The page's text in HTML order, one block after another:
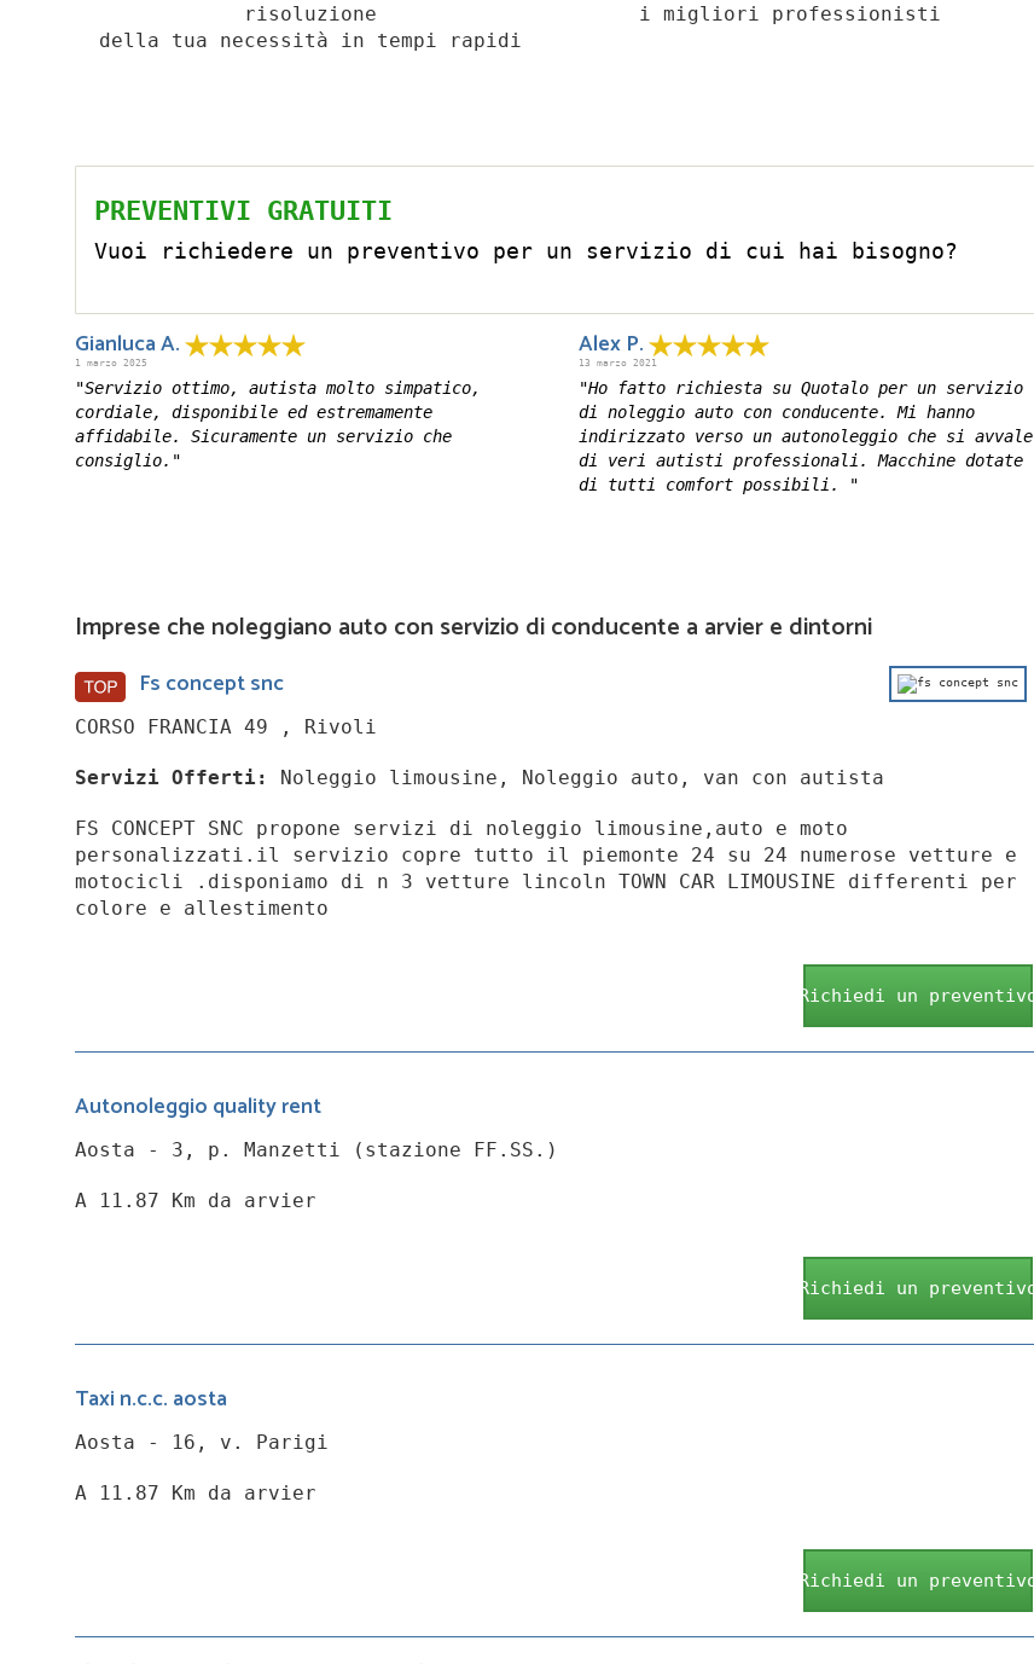
risoluzione
della tua necessità in tempi rapidi
i migliori professionisti
PREVENTIVI GRATUITI
Vuoi richiedere un preventivo per un servizio di cui hai bisogno?
Gianluca A.
1 marzo 2025
"Servizio ottimo, autista molto simpatico,
cordiale, disponibile ed estremamente
affidabile. Sicuramente un servizio che
consiglio."
Alex P.
13 marzo 2021
"Ho fatto richiesta su Quotalo per un servizio
di noleggio auto con conducente. Mi hanno
indirizzato verso un autonoleggio che si avvale
di veri autisti professionali. Macchine dotate
di tutti comfort possibili. "
Imprese che noleggiano auto con servizio di conducente a arvier e dintorni
Fs concept snc
CORSO FRANCIA 49 , Rivoli
Servizi Offerti: Noleggio limousine, Noleggio auto, van con autista
FS CONCEPT SNC propone servizi di noleggio limousine,auto e moto
personalizzati.il servizio copre tutto il piemonte 24 su 24 numerose vetture e
motocicli .disponiamo di n 3 vetture lincoln TOWN CAR LIMOUSINE differenti per
colore e allestimento
Richiedi un preventivo
Autonoleggio quality rent
Aosta - 3, p. Manzetti (stazione FF.SS.)
A 11.87 Km da arvier
Richiedi un preventivo
Taxi n.c.c. aosta
Aosta - 16, v. Parigi
A 11.87 Km da arvier
Richiedi un preventivo